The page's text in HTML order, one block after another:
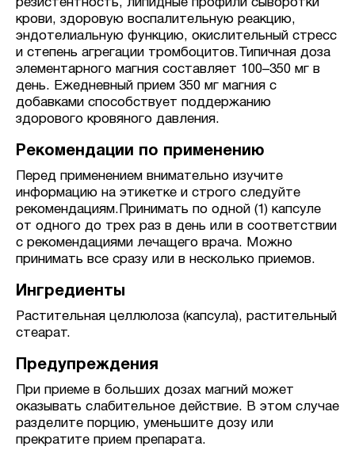
резистентность, липидные профили сыворотки
крови, здоровую воспалительную реакцию,
эндотелиальную функцию, окислительный стресс
и степень агрегации тромбоцитов.Типичная доза
элементарного магния составляет 100–350 мг в
день. Ежедневный прием 350 мг магния с
добавками способствует поддержанию
здорового кровяного давления.
Рекомендации по применению
Перед применением внимательно изучите
информацию на этикетке и строго следуйте
рекомендациям.Принимать по одной (1) капсуле
от одного до трех раз в день или в соответствии
с рекомендациями лечащего врача. Можно
принимать все сразу или в несколько приемов.
Ингредиенты
Растительная целлюлоза (капсула), растительный
стеарат.
Предупреждения
При приеме в больших дозах магний может
оказывать слабительное действие. В этом случае
разделите порцию, уменьшите дозу или
прекратите прием препарата.